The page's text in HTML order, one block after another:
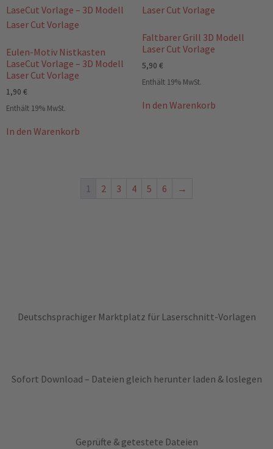
Eulen-Motiv Nistkasten
LaseCut Vorlage – 3D Modell
Laser Cut Vorlage
1,90 €
Enthält 19% MwSt.
In den Warenkorb
Faltbarer Grill 3D Modell
Laser Cut Vorlage
5,90 €
Enthält 19% MwSt.
In den Warenkorb
1 2 3 4 5 6 →
Deutschsprachiger Marktplatz für Laserschnitt-Vorlagen
Sofort Download – Dateien gleich herunter laden & loslegen
Geprüfte & getestete Dateien